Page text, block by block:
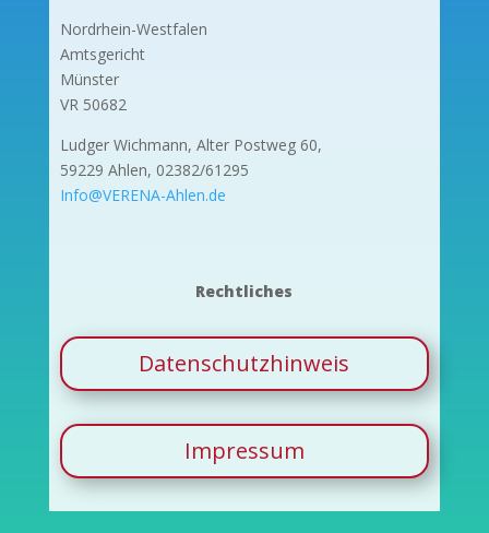
Nordrhein-Westfalen
Amtsgericht
Münster
VR 50682
Ludger Wichmann, Alter Postweg 60,
59229 Ahlen, 02382/61295
Info@VERENA-Ahlen.de
Rechtliches
Datenschutzhinweis
Impressum